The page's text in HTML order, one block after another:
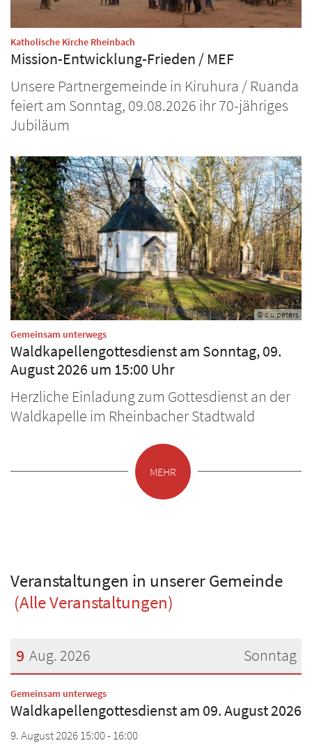
Katholische Kirche Rheinbach
Mission-Entwicklung-Frieden / MEF
Unsere Partnergemeinde in Kiruhura / Ruanda
feiert am Sonntag, 09.08.2026 ihr 70-jähriges
Jubiläum
© c.u.peters
Gemeinsam unterwegs:
Waldkapellengottesdienst am Sonntag, 09.
August 2026 um 15:00 Uhr
Herzliche Einladung zum Gottesdienst an der
Waldkapelle im Rheinbacher Stadtwald
MEHR
Veranstaltungen in unserer Gemeinde
(Alle Veranstaltungen)
Sonntag
9 Aug. 2026
Datum: 9. August 2026
Gemeinsam unterwegs:
Waldkapellengottesdienst am 09. August 2026
9. August 2026 15:00 - 16:00